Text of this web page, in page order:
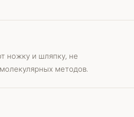
ножку и шляпку, не
методов.